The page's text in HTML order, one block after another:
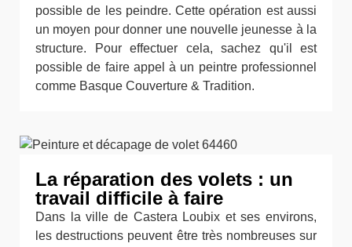
possible de les peindre. Cette opération est aussi
un moyen pour donner une nouvelle jeunesse à la
structure. Pour effectuer cela, sachez qu'il est
possible de faire appel à un peintre professionnel
comme Basque Couverture & Tradition.
La réparation des volets : un
travail difficile à faire
Dans la ville de Castera Loubix et ses environs,
les destructions peuvent être très nombreuses sur